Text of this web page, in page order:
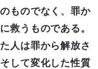
ものでなく、罪か
救うものである。
人は罪から解放さ
して変化した性質